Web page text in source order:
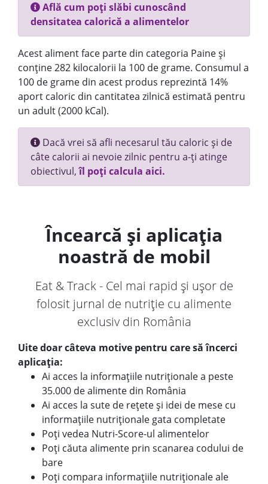
Află cum poți slăbi cunoscând
densitatea calorică a alimentelor
Acest aliment face parte din categoria Paine și
conține 282 kilocalorii la 100 de grame. Consumul a
100 de grame din acest produs reprezintă 14%
aport caloric din cantitatea zilnică estimată pentru
un adult (2000 kCal).
Dacă vrei să afli necesarul tău caloric și de
câte calorii ai nevoie zilnic pentru a-ți atinge
obiectivul,îl poți calcula aici.
Încearcă și aplicația
noastră de mobil
Eat & Track - Cel mai rapid și ușor de
folosit jurnal de nutriție cu alimente
exclusiv din România
Uite doar câteva motive pentru care să încerci
aplicația:
Ai acces la informațiile nutriționale a peste
35.000 de alimente din România
Ai acces la sute de rețete și idei de mese cu
informațiile nutriționale gata completate
Poți vedea Nutri-Score-ul alimentelor
Poți căuta alimente prin scanarea codului de
bare
Poți compara informațiile nutriționale ale